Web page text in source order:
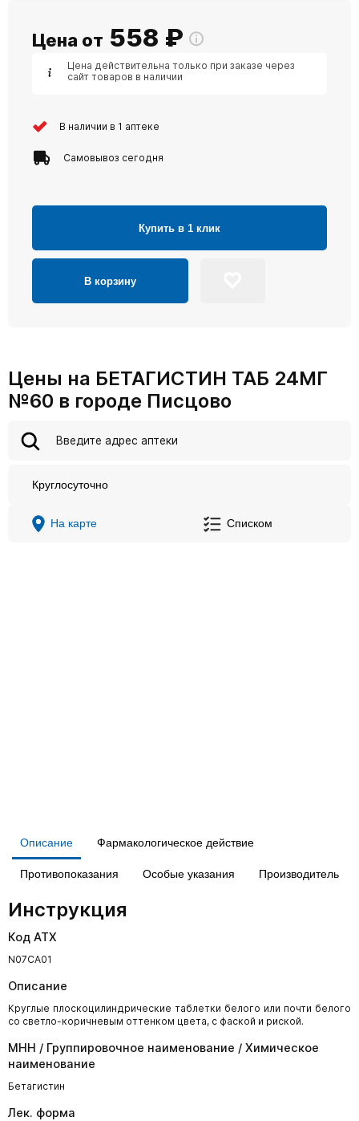
Цена от 558 ₽
Цена действительна только при заказе через
сайт товаров в наличии
В наличии в 1 аптеке
Самовывоз сегодня
Купить в 1 клик
В корзину
Цены на БЕТАГИСТИН ТАБ 24МГ
№60 в городе Писцово
Круглосуточно
На карте Списком
Описание Фармакологическое действие
Противопоказания Особые указания Производитель
Инструкция
Код АТХ
N07CA01
Описание
Круглые плоскоцилиндрические таблетки белого или почти белого
со светло-коричневым оттенком цвета, с фаской и риской.
МНН / Группировочное наименование / Химическое
наименование
Бетагистин
Лек. форма